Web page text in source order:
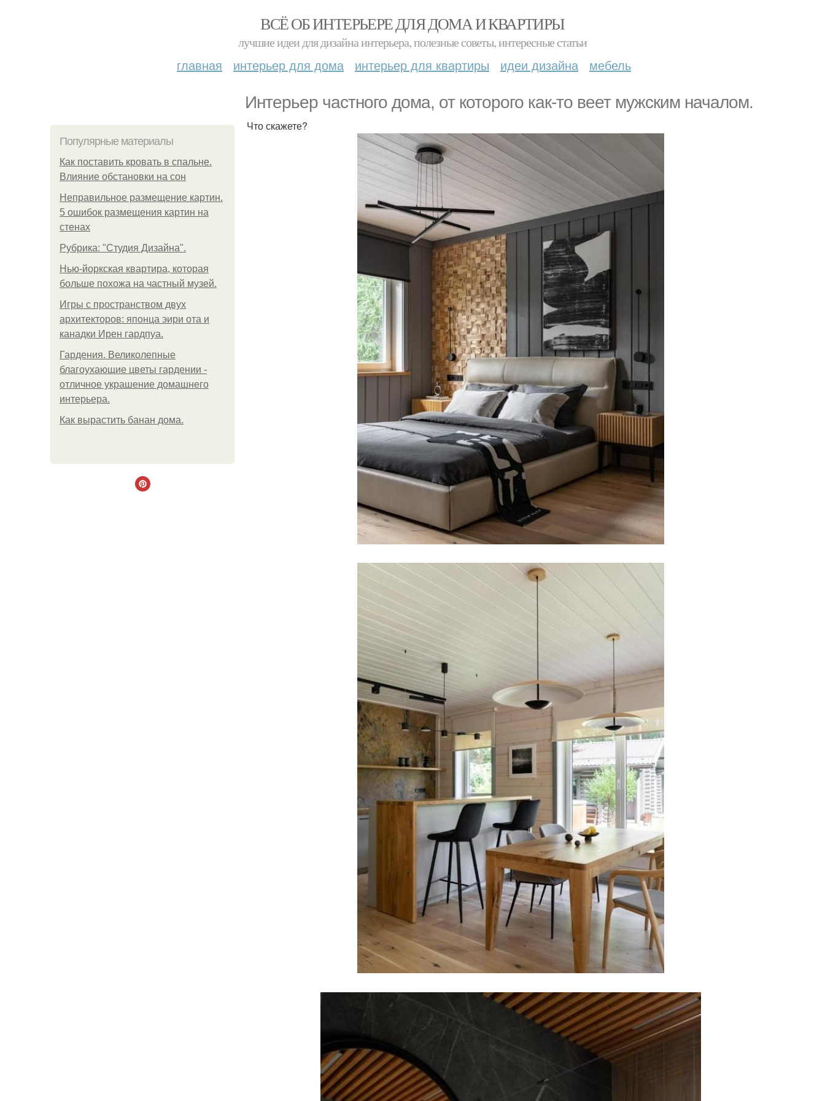
ВСЁ ОБ ИНТЕРЬЕРЕ ДЛЯ ДОМА И КВАРТИРЫ
лучшие идеи для дизайна интерьера, полезные советы, интересные статьи
главная интерьер для дома интерьер для квартиры идеи дизайна мебель
Интерьер частного дома, от которого как-то веет мужским началом.
Популярные материалы
Как поставить кровать в спальне.
Влияние обстановки на сон
Неправильное размещение картин.
5 ошибок размещения картин на
стенах
Рубрика: "Студия Дизайна".
Нью-йоркская квартира, которая
больше похожа на частный музей.
Игры с пространством двух
архитекторов: японца эири ота и
канадки Ирен гардпуа.
Гардения. Великолепные
благоухающие цветы гардении -
отличное украшение домашнего
интерьера.
Как вырастить банан дома.
Что скажете?